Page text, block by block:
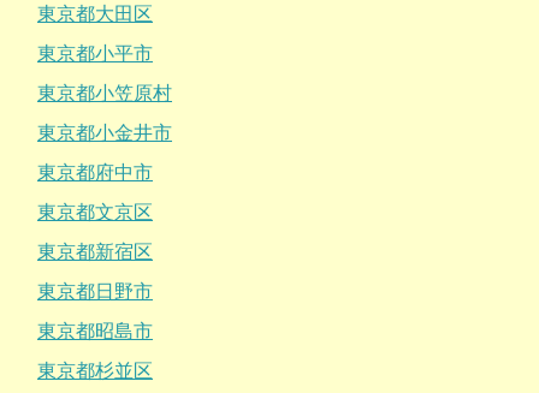
東京都大田区
東京都小平市
東京都小笠原村
東京都小金井市
東京都府中市
東京都文京区
東京都新宿区
東京都日野市
東京都昭島市
東京都杉並区